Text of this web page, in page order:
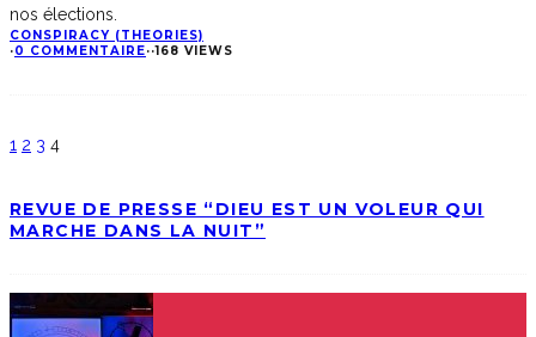
nos élections.
CONSPIRACY (THEORIES)
·0 COMMENTAIRE··168 VIEWS
1 2 3 4
REVUE DE PRESSE “DIEU EST UN VOLEUR QUI
MARCHE DANS LA NUIT”